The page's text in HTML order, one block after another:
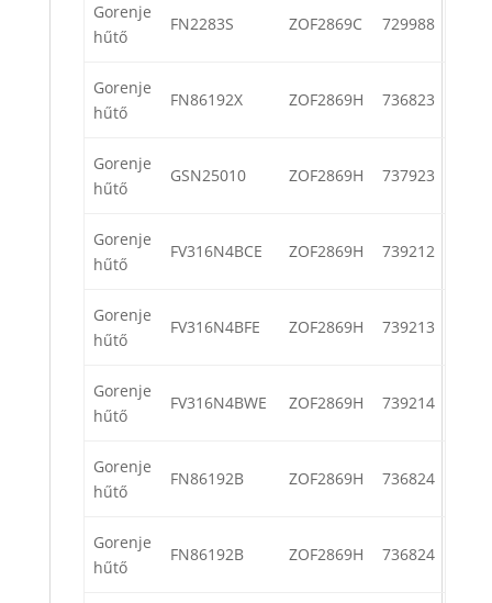
Gorenje
hűtő
FN2283S ZOF2869C 729988
Gorenje
hűtő
FN86192X ZOF2869H 736823
Gorenje
hűtő
GSN25010 ZOF2869H 737923
Gorenje
hűtő
FV316N4BCE ZOF2869H 739212
Gorenje
hűtő
FV316N4BFE ZOF2869H 739213
Gorenje
hűtő
FV316N4BWE ZOF2869H 739214
Gorenje
hűtő
FN86192B ZOF2869H 736824
Gorenje
hűtő
FN86192B ZOF2869H 736824